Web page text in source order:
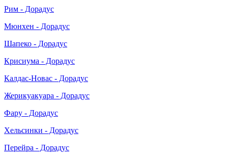
Рим - Дорадус
Мюнхен - Дорадус
Шапеко - Дорадус
Крисиума - Дорадус
Калдас-Новас - Дорадус
Жерикуакуара - Дорадус
Фару - Дорадус
Хельсинки - Дорадус
Перейра - Дорадус